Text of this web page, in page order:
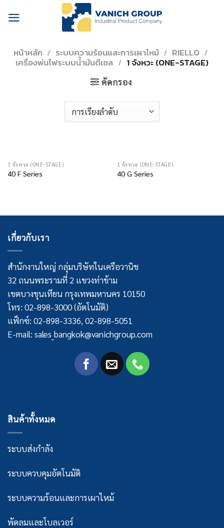
หน้าหลัก / ระบบความร้อนและการเผาไหม้ / RIELLO /
เครื่องพ่นไฟระบบน้ำมันดีเซล / 1 จังหวะ (ONE-STAGE)
คัดกรอง
1 จังหวะ (ONE-STAGE)
40 F Series
1 จังหวะ (ONE-STAGE)
40 G Series
เกี่ยวกับเรา
สำนักงานใหญ่ กลุ่มบริษัทในเครือวานิช
32 ถนนพระรามที่ 2 แขวงท่าข้าม
เขตบางขุนเทียน กรุงเทพมหานคร 10150
โทร: 02-898-3000 (อัตโนมัติ)
แฟ็กซ์: 02-898-3336, 02-898-5051
E-mail: sales_bangkok@vanichgroup.com
สินค้าทั้งหมด
ระบบส่งกำลัง
ระบบควบคุมอัตโนมัติ
ระบบความร้อนและการเผาไหม้
พัดลมและโบลเวอร์